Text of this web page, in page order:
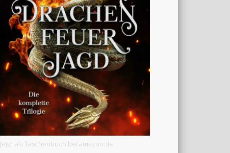
Jetzt als Taschenbuch bei amazon.de